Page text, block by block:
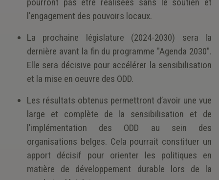
l'engagement des pouvoirs locaux.
La prochaine législature (2024-2030) sera la
dernière avant la fin du programme "Agenda 2030".
Elle sera décisive pour accélérer la sensibilisation
et la mise en oeuvre des ODD.
Les résultats obtenus permettront d’avoir une vue
large et complète de la sensibilisation et de
l’implémentation des ODD au sein des
organisations belges. Cela pourrait constituer un
apport décisif pour orienter les politiques en
matière de développement durable lors de la